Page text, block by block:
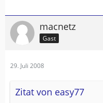
macnetz
Gast
29. Juli 2008
Zitat von easy77